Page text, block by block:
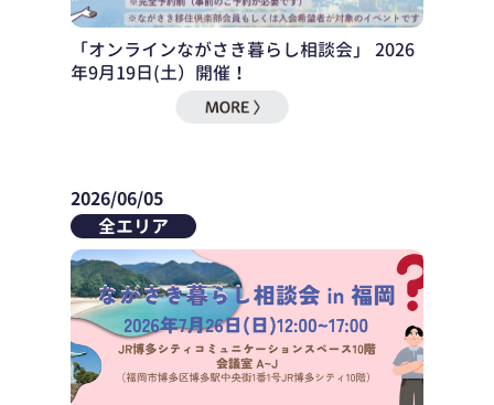
「オンラインながさき暮らし相談会」 2026
年9月19日(土）開催！
2026/06/05
全エリア